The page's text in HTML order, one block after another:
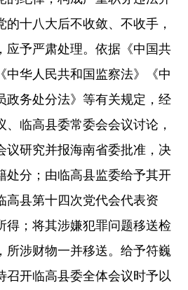
十八大后不收敛、不收手，
应予严肃处理。依据《中国共
中华人民共和国监察法》《中
政务处分法》等有关规定，经
临高县委常委会会议讨论，
议研究并报海南省委批准，决
处分；由临高县监委给予其开
高县第十四次党代会代表资
得；将其涉嫌犯罪问题移送检
所涉财物一并移送。给予符巍
召开临高县委全体会议时予以